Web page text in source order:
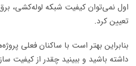
اول نمی‌توان کیفیت شبکه‌ لوله‌کشی،
تعیین کرد.
بنابراین بهتر است با ساکنان فعلی
داشته باشید و ببینید چقدر از کیفیت